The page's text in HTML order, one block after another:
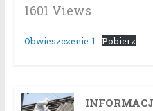
1601 Views
Obwieszczenie-1 Pobierz